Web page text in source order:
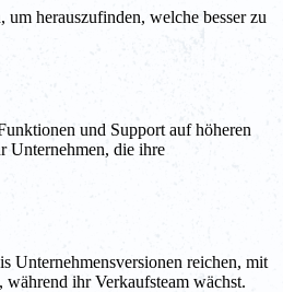
herauszufinden, welche besser zu
und Support auf höheren
Unternehmen, die ihre
Unternehmensversionen reichen, mit
ihr Verkaufsteam wächst.